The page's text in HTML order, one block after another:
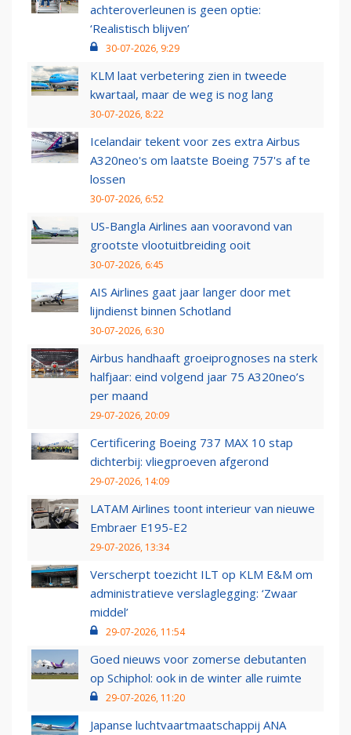
achteroverleunen is geen optie:
‘Realistisch blijven’
30-07-2026, 9:29
KLM laat verbetering zien in tweede
kwartaal, maar de weg is nog lang
30-07-2026, 8:22
Icelandair tekent voor zes extra Airbus
A320neo's om laatste Boeing 757's af te
lossen
30-07-2026, 6:52
US-Bangla Airlines aan vooravond van
grootste vlootuitbreiding ooit
30-07-2026, 6:45
AIS Airlines gaat jaar langer door met
lijndienst binnen Schotland
30-07-2026, 6:30
Airbus handhaaft groeiprognoses na sterk
halfjaar: eind volgend jaar 75 A320neo’s
per maand
29-07-2026, 20:09
Certificering Boeing 737 MAX 10 stap
dichterbij: vliegproeven afgerond
29-07-2026, 14:09
LATAM Airlines toont interieur van nieuwe
Embraer E195-E2
29-07-2026, 13:34
Verscherpt toezicht ILT op KLM E&M om
administratieve verslaglegging: ‘Zwaar
middel’
29-07-2026, 11:54
Goed nieuws voor zomerse debutanten
op Schiphol: ook in de winter alle ruimte
29-07-2026, 11:20
Japanse luchtvaartmaatschappij ANA